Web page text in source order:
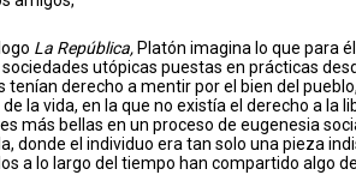
La República, Platón imagina lo que para
utópicas puestas en prácticas
tenían derecho a mentir por el bien del
la vida, en la que no existía el derecho a la
más bellas en un proceso de eugenesia
donde el individuo era tan solo una pieza
a lo largo del tiempo han compartido algo